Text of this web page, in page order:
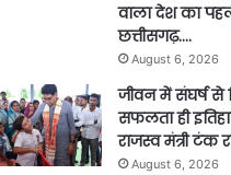
वाला देश का
छत्तीसगढ़….
August 6, 2026
जीवन में संघर्ष से
सफलता ही
राजस्व मंत्री टंक
August 6, 2026